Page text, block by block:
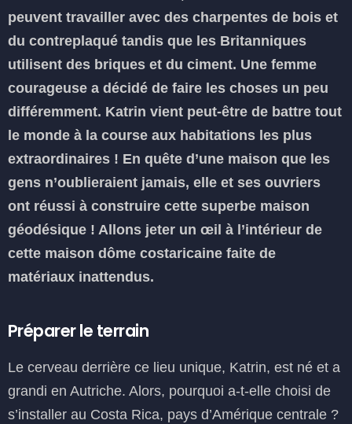
peuvent travailler avec des charpentes de bois et
du contreplaqué tandis que les Britanniques
utilisent des briques et du ciment. Une femme
courageuse a décidé de faire les choses un peu
différemment. Katrin vient peut-être de battre tout
le monde à la course aux habitations les plus
extraordinaires ! En quête d’une maison que les
gens n’oublieraient jamais, elle et ses ouvriers
ont réussi à construire cette superbe maison
géodésique ! Allons jeter un œil à l’intérieur de
cette maison dôme costaricaine faite de
matériaux inattendus.
Préparer le terrain
Le cerveau derrière ce lieu unique, Katrin, est né et a
grandi en Autriche. Alors, pourquoi a-t-elle choisi de
s’installer au Costa Rica, pays d’Amérique centrale ?